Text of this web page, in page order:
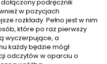
i...
podręcznik
w pozycjach
rozkłady. Pełno jest w nim
które po raz pierwszy
wyczerpujące, a
każdy będzie mógł
odczytów w oparciu o